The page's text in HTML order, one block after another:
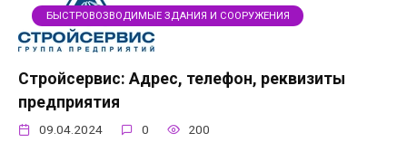
БЫСТРОВОЗВОДИМЫЕ ЗДАНИЯ И СООРУЖЕНИЯ
Стройсервис: Адрес, телефон, реквизиты
предприятия
09.04.2024 0 200